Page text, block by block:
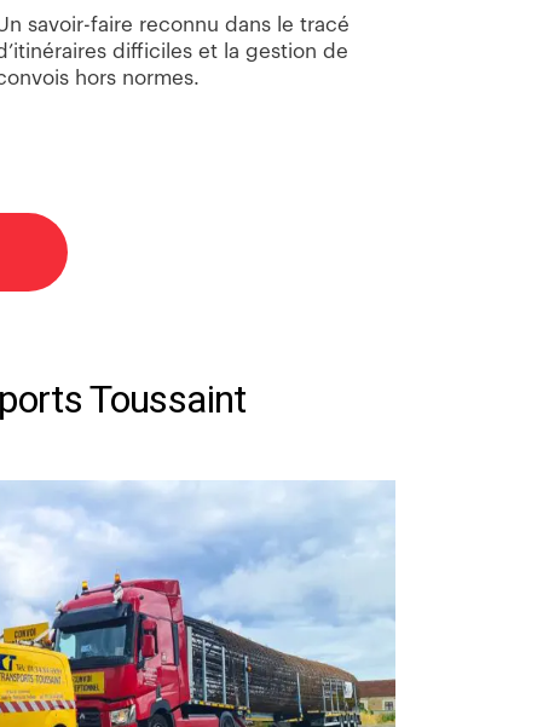
savoir-faire reconnu dans le tracé
difficiles et la gestion de
hors normes.
Toussaint